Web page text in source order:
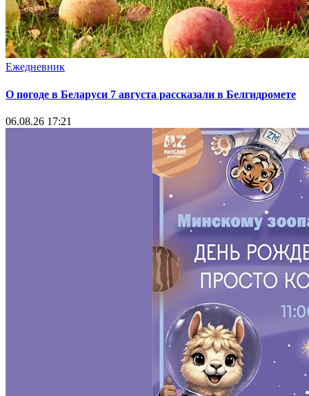
Ежедневник
О погоде в Беларуси 7 августа рассказали в Белгидромете
06.08.26 17:21